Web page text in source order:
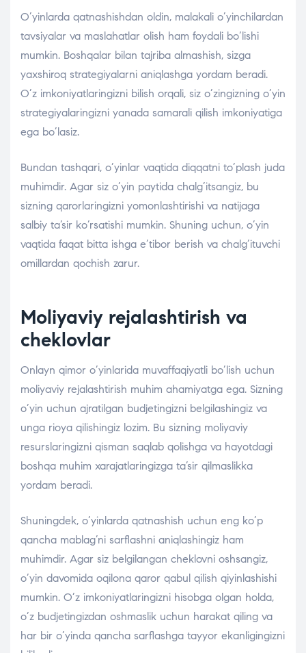
O’yinlarda qatnashishdan oldin, malakali o’yinchilardan
tavsiyalar va maslahatlar olish ham foydali bo’lishi
mumkin. Boshqalar bilan tajriba almashish, sizga
yaxshiroq strategiyalarni aniqlashga yordam beradi.
O’z imkoniyatlaringizni bilish orqali, siz o’zingizning o’yin
strategiyalaringizni yanada samarali qilish imkoniyatiga
ega bo’lasiz.
Bundan tashqari, o’yinlar vaqtida diqqatni to’plash juda
muhimdir. Agar siz o’yin paytida chalg’itsangiz, bu
sizning qarorlaringizni yomonlashtirishi va natijaga
salbiy ta’sir ko’rsatishi mumkin. Shuning uchun, o’yin
vaqtida faqat bitta ishga e’tibor berish va chalg’ituvchi
omillardan qochish zarur.
Moliyaviy rejalashtirish va
cheklovlar
Onlayn qimor o’yinlarida muvaffaqiyatli bo’lish uchun
moliyaviy rejalashtirish muhim ahamiyatga ega. Sizning
o’yin uchun ajratilgan budjetingizni belgilashingiz va
unga rioya qilishingiz lozim. Bu sizning moliyaviy
resurslaringizni qisman saqlab qolishga va hayotdagi
boshqa muhim xarajatlaringizga ta’sir qilmaslikka
yordam beradi.
Shuningdek, o’yinlarda qatnashish uchun eng ko’p
qancha mablag’ni sarflashni aniqlashingiz ham
muhimdir. Agar siz belgilangan cheklovni oshsangiz,
o’yin davomida oqilona qaror qabul qilish qiyinlashishi
mumkin. O’z imkoniyatlaringizni hisobga olgan holda,
o’z budjetingizdan oshmaslik uchun harakat qiling va
har bir o’yinda qancha sarflashga tayyor ekanligingizni